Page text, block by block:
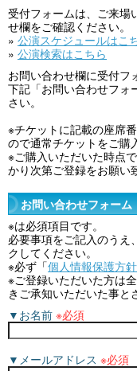
受付フォームは、ご来場
せ欄をご確認ください。
» 公演スケジュールはこ
» 公演検索はこちら
お問い合わせ欄に受付フ
下記「お問い合わせフォ
さい。
※チケットに記載の座席
ので通常チケットをご購
※ご購⼊いただいた時点
かり次第ご登録をお願い
お問い合わせフォーム
※は必須項目です。
必要事項をご記入のうえ
クしてください。
※必ず「個人情報保護方針
※ご登録いただいた方は
きご承知いただいた事と
▼お名前 ※必須
▼メールアドレス ※必須